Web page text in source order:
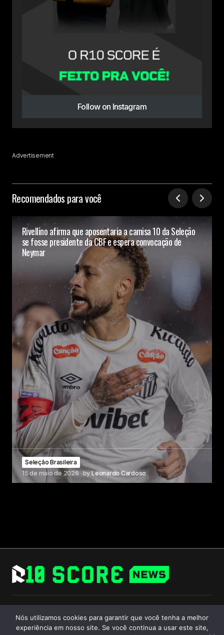
Follow on Instagram
Advertisement
Recomendados para você
Rivellino afirma que aposentaria a camisa 10 da Seleção
se fosse presidente da CBF e espera convocação de
Neymar
Seleção Brasileira
15 de maio de 2026 byLeonardo Cardoso
Follow Us
Nós utilizamos cookies para garantir que você tenha a melhor
experiência em nosso site. Se você continua a usar este site,